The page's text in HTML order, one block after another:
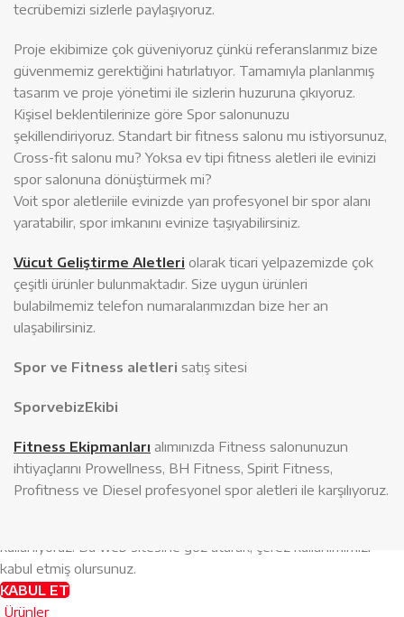
tecrübemizi sizlerle paylaşıyoruz.
Proje ekibimize çok güveniyoruz çünkü referanslarımız bize
güvenmemiz gerektiğini hatırlatıyor. Tamamıyla planlanmış
tasarım ve proje yönetimi ile sizlerin huzuruna çıkıyoruz.
Kişisel beklentilerinize göre Spor salonunuzu
şekillendiriyoruz. Standart bir fitness salonu mu istiyorsunuz,
Cross-fit salonu mu? Yoksa ev tipi fitness aletleri ile evinizi
spor salonuna dönüştürmek mi?
Voit spor aletleriile evinizde yarı profesyonel bir spor alanı
yaratabilir, spor imkanını evinize taşıyabilirsiniz.
Vücut Geliştirme Aletleri olarak ticari yelpazemizde çok
çeşitli ürünler bulunmaktadır. Size uygun ürünleri
bulabilmemiz telefon numaralarımızdan bize her an
ulaşabilirsiniz.
Spor ve Fitness aletleri satış sitesi
SporvebizEkibi
Fitness Ekipmanları alımınızda Fitness salonunuzun
ihtiyaçlarını Prowellness, BH Fitness, Spirit Fitness,
Profitness ve Diesel profesyonel spor aletleri ile karşılıyoruz.
kullanıyoruz. Bu web sitesine göz atarak, çerez kullanımımızı
kabul etmiş olursunuz.
KABUL ET
Ürünler